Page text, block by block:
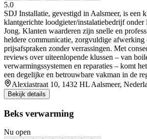
5.0
SDJ Installatie, gevestigd in Aalsmeer, is een
klantgerichte loodgieter/instalatiebedrijf onder
Jong. Klanten waarderen zijn snelle en
heldere communicatie, zorgvuldige afwerking
prijsafspraken zonder verrassingen. Met
reviews over uiteenlopende klussen – van
verwarmingssystemen en reparaties – komt
een degelijke en betrouwbare vakman in de
Alexiastraat 10, 1432 HL Aalsmeer,
Bekijk details
Beks verwarming
Nu open